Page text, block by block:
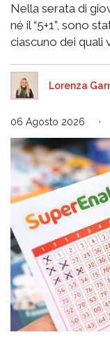
Nella serata di
né il “5+1”, sono
ciascuno dei quali
Lorenza
06 Agosto 2026